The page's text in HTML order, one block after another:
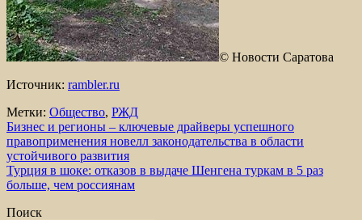
© Новости Саратова
Источник: rambler.ru
Метки: Общество, РЖД
Навигация
по
записям
Бизнес и регионы – ключевые драйверы успешного
правоприменения новелл законодательства в области
устойчивого развития
Турция в шоке: отказов в выдаче Шенгена туркам в 5 раз
больше, чем россиянам
Поиск